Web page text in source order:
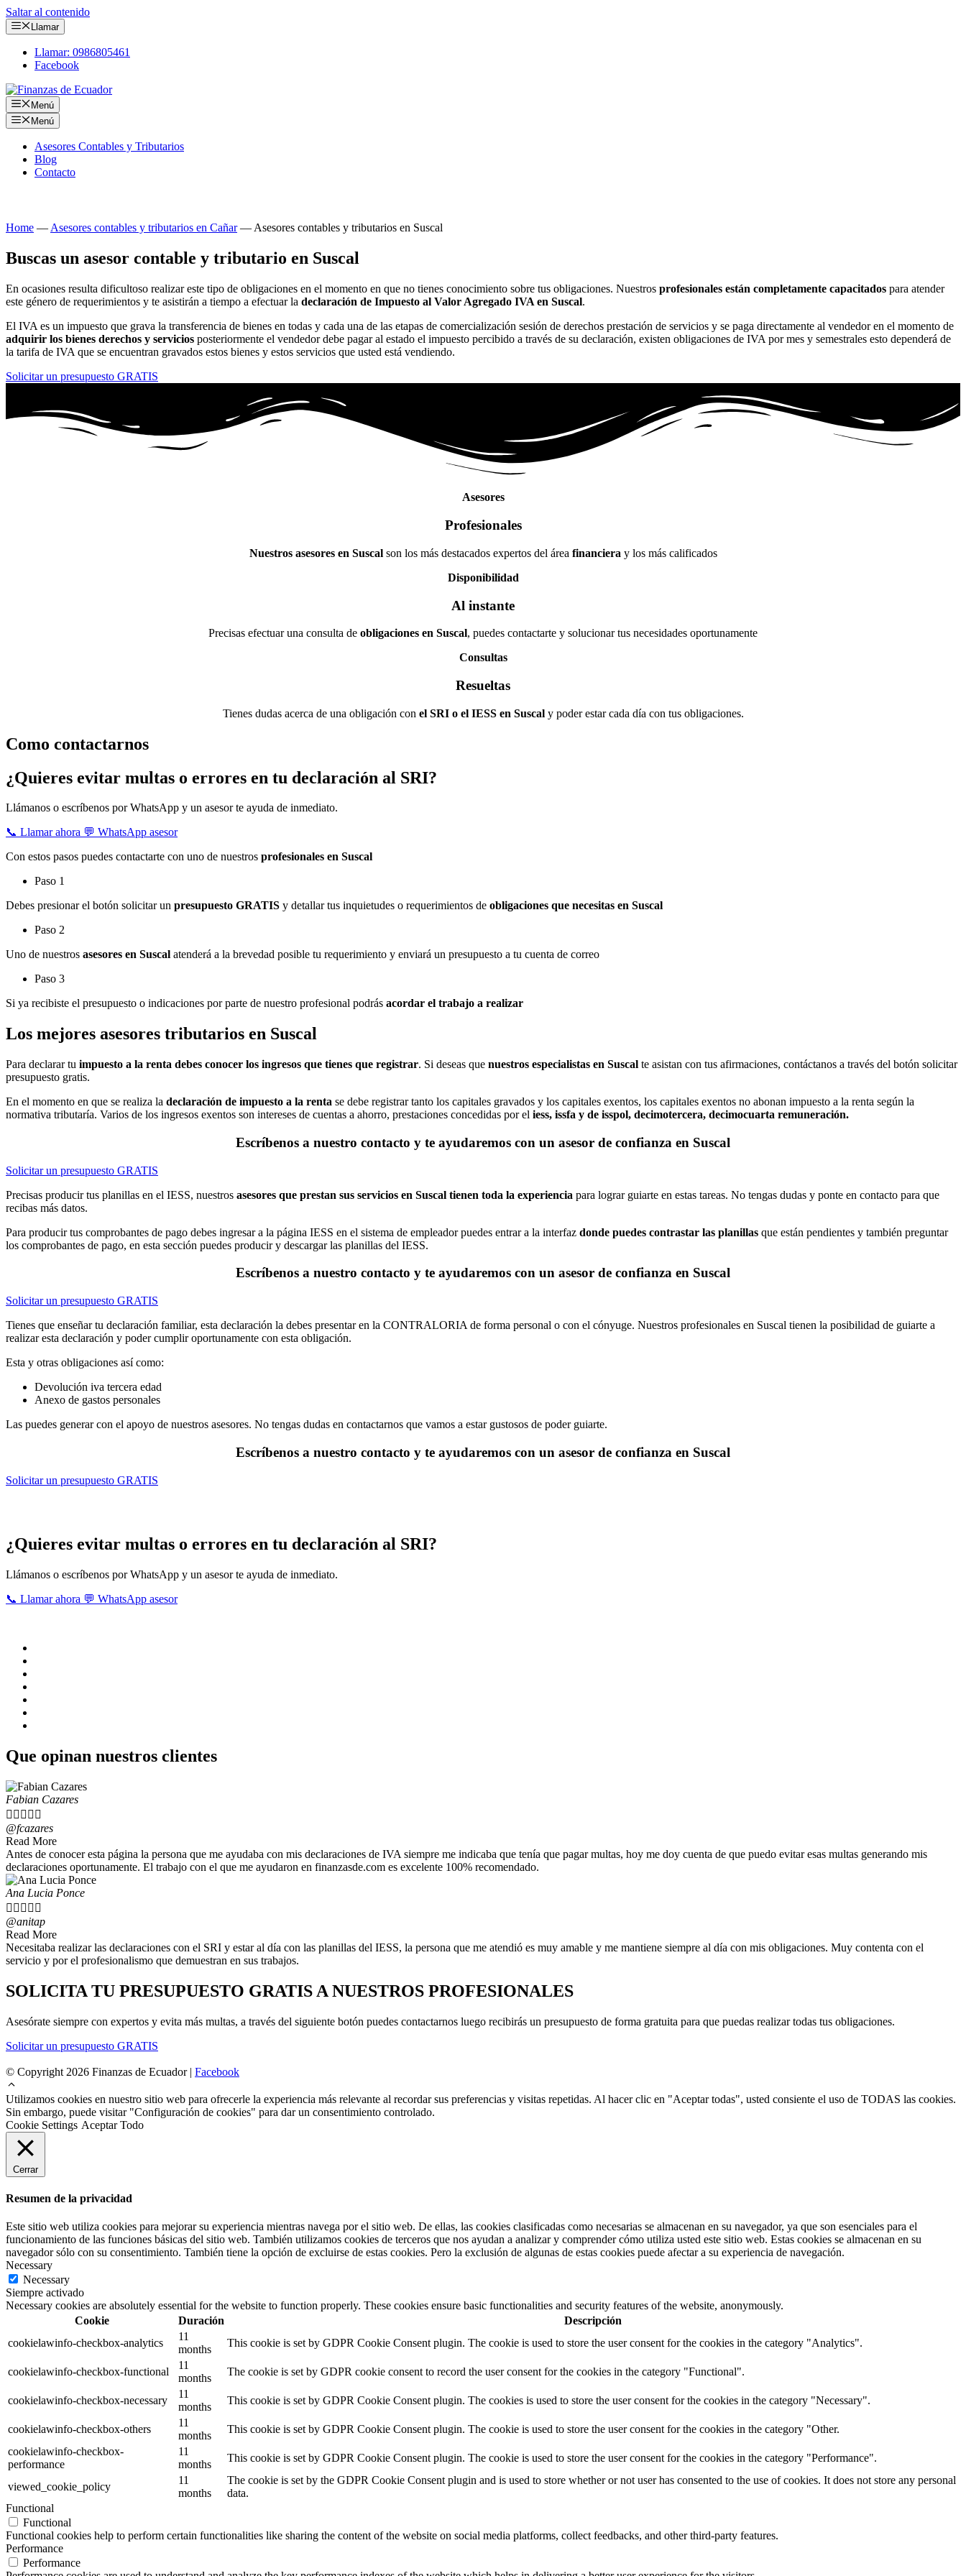
Saltar al contenido
Llamar
Llamar: 0986805461
Facebook
Menú
Menú
Asesores Contables y Tributarios
Blog
Contacto
Home —Asesores contables y tributarios en Cañar—Asesores contables y tributarios en Suscal
Buscas un asesor contable y tributario en Suscal
En ocasiones resulta dificultoso realizar este tipo de obligaciones en el momento en que no tienes conocimiento sobre tus obligaciones. Nuestros profesionales están completamente capacitados para atender
este género de requerimientos y te asistirán a tiempo a efectuar la declaración de Impuesto al Valor Agregado IVA en Suscal.
El IVA es un impuesto que grava la transferencia de bienes en todas y cada una de las etapas de comercialización sesión de derechos prestación de servicios y se paga directamente al vendedor en el momento de
adquirir los bienes derechos y servicios posteriormente el vendedor debe pagar al estado el impuesto percibido a través de su declaración, existen obligaciones de IVA por mes y semestrales esto dependerá de
la tarifa de IVA que se encuentran gravados estos bienes y estos servicios que usted está vendiendo.
Solicitar un presupuesto GRATIS
Asesores
Profesionales
Nuestros asesores en Suscalson los más destacados expertos del área financiera y los más calificados
Disponibilidad
Al instante
Precisas efectuar una consulta de obligaciones en Suscal, puedes contactarte y solucionar tus necesidades oportunamente
Consultas
Resueltas
Tienes dudas acerca de una obligación con el SRI o el IESS en Suscaly poder estar cada día con tus obligaciones.
Como contactarnos
¿Quieres evitar multas o errores en tu declaración al SRI?
Llámanos o escríbenos por WhatsApp y un asesor te ayuda de inmediato.
📞 Llamar ahora 💬 WhatsApp asesor
Con estos pasos puedes contactarte con uno de nuestros profesionales en Suscal
Paso 1
Debes presionar el botón solicitar un presupuesto GRATIS y detallar tus inquietudes o requerimientos de obligaciones que necesitas en Suscal
Paso 2
Uno de nuestros asesores en Suscal atenderá a la brevedad posible tu requerimiento y enviará un presupuesto a tu cuenta de correo
Paso 3
Si ya recibiste el presupuesto o indicaciones por parte de nuestro profesional podrás acordar el trabajo a realizar
Los mejores asesores tributarios en Suscal
Para declarar tu impuesto a la renta debes conocer los ingresos que tienes que registrar. Si deseas que nuestros especialistas en Suscal te asistan con tus afirmaciones, contáctanos a través del botón solicitar
presupuesto gratis.
En el momento en que se realiza la declaración de impuesto a la renta se debe registrar tanto los capitales gravados y los capitales exentos, los capitales exentos no abonan impuesto a la renta según la
normativa tributaría. Varios de los ingresos exentos son intereses de cuentas a ahorro, prestaciones concedidas por el iess, issfa y de isspol, decimotercera, decimocuarta remuneración.
Escríbenos a nuestro contacto y te ayudaremos con un asesor de confianza en Suscal
Solicitar un presupuesto GRATIS
Precisas producir tus planillas en el IESS, nuestros asesores que prestan sus servicios en Suscal tienen toda la experiencia para lograr guiarte en estas tareas. No tengas dudas y ponte en contacto para que
recibas más datos.
Para producir tus comprobantes de pago debes ingresar a la página IESS en el sistema de empleador puedes entrar a la interfaz donde puedes contrastar las planillas que están pendientes y también preguntar
los comprobantes de pago, en esta sección puedes producir y descargar las planillas del IESS.
Escríbenos a nuestro contacto y te ayudaremos con un asesor de confianza en Suscal
Solicitar un presupuesto GRATIS
Tienes que enseñar tu declaración familiar, esta declaración la debes presentar en la CONTRALORIA de forma personal o con el cónyuge. Nuestros profesionales en Suscal tienen la posibilidad de guiarte a
realizar esta declaración y poder cumplir oportunamente con esta obligación.
Esta y otras obligaciones así como:
Devolución iva tercera edad
Anexo de gastos personales
Las puedes generar con el apoyo de nuestros asesores. No tengas dudas en contactarnos que vamos a estar gustosos de poder guiarte.
Escríbenos a nuestro contacto y te ayudaremos con un asesor de confianza en Suscal
Solicitar un presupuesto GRATIS
¿Quieres evitar multas o errores en tu declaración al SRI?
Llámanos o escríbenos por WhatsApp y un asesor te ayuda de inmediato.
📞 Llamar ahora 💬 WhatsApp asesor
Que opinan nuestros clientes
Fabian Cazares
    
@fcazares
Read More
Antes de conocer esta página la persona que me ayudaba con mis declaraciones de IVA siempre me indicaba que tenía que pagar multas, hoy me doy cuenta de que puedo evitar esas multas generando mis
declaraciones oportunamente. El trabajo con el que me ayudaron en finanzasde.com es excelente 100% recomendado.
Ana Lucia Ponce
    
@anitap
Read More
Necesitaba realizar las declaraciones con el SRI y estar al día con las planillas del IESS, la persona que me atendió es muy amable y me mantiene siempre al día con mis obligaciones. Muy contenta con el
servicio y por el profesionalismo que demuestran en sus trabajos.
SOLICITA TU PRESUPUESTO GRATIS A NUESTROS PROFESIONALES
Asesórate siempre con expertos y evita más multas, a través del siguiente botón puedes contactarnos luego recibirás un presupuesto de forma gratuita para que puedas realizar todas tus obligaciones.
Solicitar un presupuesto GRATIS
© Copyright 2026 Finanzas de Ecuador | Facebook
Utilizamos cookies en nuestro sitio web para ofrecerle la experiencia más relevante al recordar sus preferencias y visitas repetidas. Al hacer clic en "Aceptar todas", usted consiente el uso de TODAS las cookies.
Sin embargo, puede visitar "Configuración de cookies" para dar un consentimiento controlado.
Cookie Settings Aceptar Todo
Cerrar
Resumen de la privacidad
Este sitio web utiliza cookies para mejorar su experiencia mientras navega por el sitio web. De ellas, las cookies clasificadas como necesarias se almacenan en su navegador, ya que son esenciales para el
funcionamiento de las funciones básicas del sitio web. También utilizamos cookies de terceros que nos ayudan a analizar y comprender cómo utiliza usted este sitio web. Estas cookies se almacenan en su
navegador sólo con su consentimiento. También tiene la opción de excluirse de estas cookies. Pero la exclusión de algunas de estas cookies puede afectar a su experiencia de navegación.
Necessary
Necessary
Siempre activado
Necessary cookies are absolutely essential for the website to function properly. These cookies ensure basic functionalities and security features of the website, anonymously.
Cookie
Duración
Descripción
cookielawinfo-checkbox-analytics
11
months
This cookie is set by GDPR Cookie Consent plugin. The cookie is used to store the user consent for the cookies in the category "Analytics".
cookielawinfo-checkbox-functional
11
months
The cookie is set by GDPR cookie consent to record the user consent for the cookies in the category "Functional".
cookielawinfo-checkbox-necessary
11
months
This cookie is set by GDPR Cookie Consent plugin. The cookies is used to store the user consent for the cookies in the category "Necessary".
cookielawinfo-checkbox-others
11
months
This cookie is set by GDPR Cookie Consent plugin. The cookie is used to store the user consent for the cookies in the category "Other.
cookielawinfo-checkbox-
performance
11
months
This cookie is set by GDPR Cookie Consent plugin. The cookie is used to store the user consent for the cookies in the category "Performance".
viewed_cookie_policy
11
months
The cookie is set by the GDPR Cookie Consent plugin and is used to store whether or not user has consented to the use of cookies. It does not store any personal
data.
Functional
Functional
Functional cookies help to perform certain functionalities like sharing the content of the website on social media platforms, collect feedbacks, and other third-party features.
Performance
Performance